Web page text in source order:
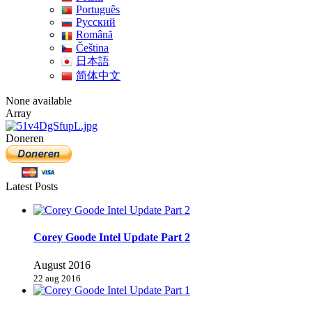
Português
Pусский
Română
Čeština
日本語
简体中文
None available
Array
Doneren
Latest Posts
Corey Goode Intel Update Part 2
August 2016
22 aug 2016